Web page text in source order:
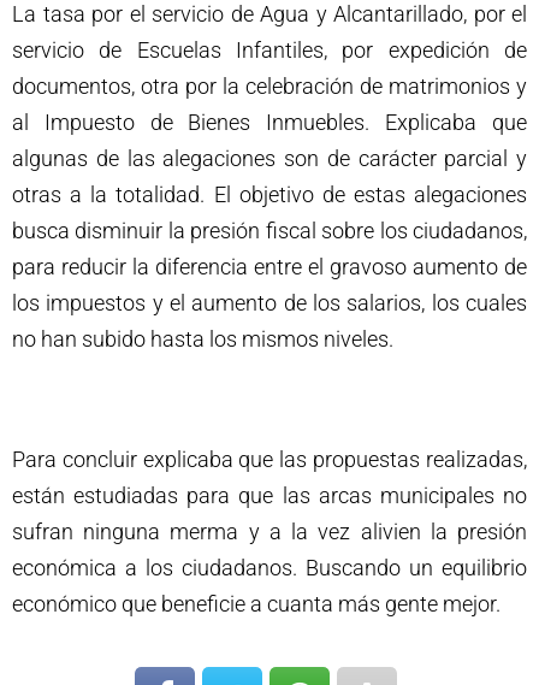
La tasa por el servicio de Agua y Alcantarillado, por el
servicio de Escuelas Infantiles, por expedición de
documentos, otra por la celebración de matrimonios y
al Impuesto de Bienes Inmuebles. Explicaba que
algunas de las alegaciones son de carácter parcial y
otras a la totalidad. El objetivo de estas alegaciones
busca disminuir la presión fiscal sobre los ciudadanos,
para reducir la diferencia entre el gravoso aumento de
los impuestos y el aumento de los salarios, los cuales
no han subido hasta los mismos niveles.
Para concluir explicaba que las propuestas realizadas,
están estudiadas para que las arcas municipales no
sufran ninguna merma y a la vez alivien la presión
económica a los ciudadanos. Buscando un equilibrio
económico que beneficie a cuanta más gente mejor.